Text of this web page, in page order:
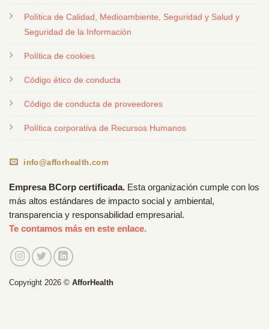
Política de Calidad, Medioambiente, Seguridad y Salud y
Seguridad de la Información
Política de cookies
Código ético de conducta
Código de conducta de proveedores
Política corporativa de Recursos Humanos
info@afforhealth.com
Empresa BCorp certificada. Esta organización cumple con los
más altos estándares de impacto social y ambiental,
transparencia y responsabilidad empresarial.
Te contamos más en este enlace.
Copyright 2026 © AfforHealth